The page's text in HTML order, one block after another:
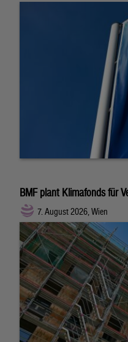
BMF plant Klimafonds für
7. August 2026, Wien